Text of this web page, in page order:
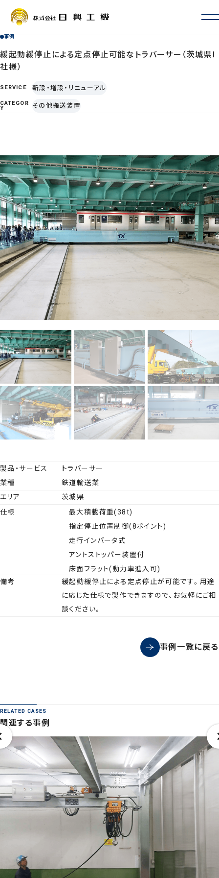
会社概要・沿革
お取引先一覧
拠点一覧・アクセス
サービス案内
定期自主検査・性能検査
修理・カスタマイズ
その他サービス
事例
よくあるご質問
採用情報
044-211-0331
お見積もり
無料相談 事例集請求
事例
緩起動緩停止による定点停止可能なトラバーサー（茨城県I
社様）
SERVICE 新設・増設・リニューアル
CATEGOR
Y その他搬送装置
製品・サービス
トラバーサー
業種
鉄道輸送業
エリア
茨城県
仕様
最大積載荷重(38t)
指定停止位置制御(8ポイント)
走行インバータ式
アントストッパー装置付
床面フラット(動力車進入可)
備考
緩起動緩停止による定点停止が可能です。用途
に応じた仕様で製作できますので、お気軽にご相
談ください。
事例一覧に戻る
RELATED CASES
関連する事例